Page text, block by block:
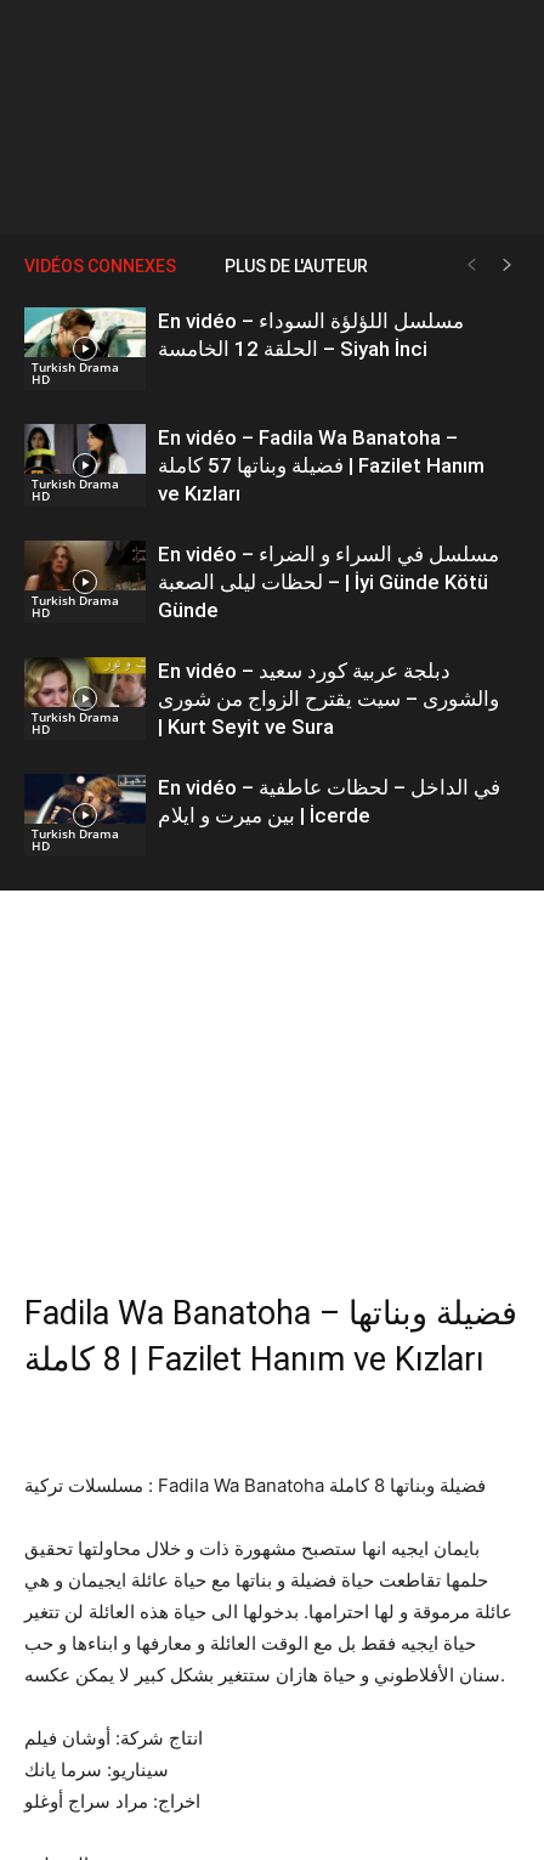
VIDÉOS CONNEXES PLUS DE L'AUTEUR
Turkish Drama
HD
En vidéo – مسلسل اللؤلؤة السوداء
الحلقة 12 الخامسة – Siyah İnci
Turkish Drama
HD
En vidéo – Fadila Wa Banatoha –
فضيلة وبناتها 57 كاملة | Fazilet Hanım
ve Kızları
Turkish Drama
HD
En vidéo – مسلسل في السراء و الضراء
– لحظات ليلى الصعبة | İyi Günde Kötü
Günde
Turkish Drama
HD
En vidéo – دبلجة عربية كورد سعيد
والشورى – سيت يقترح الزواج من شورى
| Kurt Seyit ve Sura
Turkish Drama
HD
En vidéo – في الداخل – لحظات عاطفية
بين ميرت و ايلام | İcerde
Fadila Wa Banatoha – فضيلة وبناتها
8 كاملة | Fazilet Hanım ve Kızları
مسلسلات تركية : Fadila Wa Banatoha فضيلة وبناتها 8 كاملة
بايمان ايجيه انها ستصبح مشهورة ذات و خلال محاولتها تحقيق
حلمها تقاطعت حياة فضيلة و بناتها مع حياة عائلة ايجيمان و هي
عائلة مرموقة و لها احترامها. بدخولها الى حياة هذه العائلة لن تتغير
حياة ايجيه فقط بل مع الوقت العائلة و معارفها و ابناءها و حب
سنان الأفلاطوني و حياة هازان ستتغير بشكل كبير لا يمكن عكسه.
انتاج شركة: أوشان فيلم
سيناريو: سرما يانك
اخراج: مراد سراج أوغلو